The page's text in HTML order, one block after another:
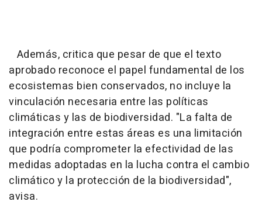
Además, critica que pesar de que el texto
aprobado reconoce el papel fundamental de los
ecosistemas bien conservados, no incluye la
vinculación necesaria entre las políticas
climáticas y las de biodiversidad. "La falta de
integración entre estas áreas es una limitación
que podría comprometer la efectividad de las
medidas adoptadas en la lucha contra el cambio
climático y la protección de la biodiversidad",
avisa.